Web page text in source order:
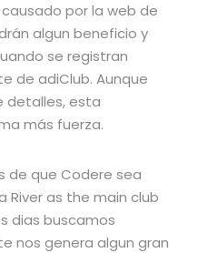
por la web de
algun beneficio y
se registran
de adiClub. Aunque
detalles, esta
más fuerza.
de que Codere sea
River as the main club
dias buscamos
nos genera algun gran